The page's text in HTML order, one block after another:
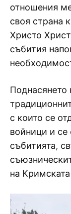
отношения
своя страна
Христо
събития
Поднасянето
с които се
войници и се
събитията,
на